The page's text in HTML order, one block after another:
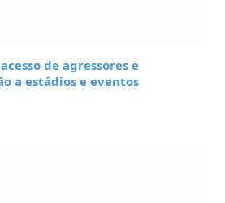
de agressores e
a estádios e eventos